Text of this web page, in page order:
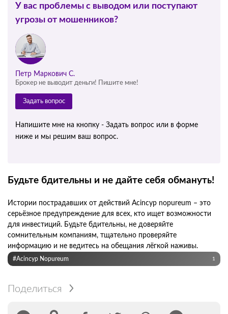
У вас проблемы с выводом или поступают
угрозы от мошенников?
Петр Маркович С.
Брокер не выводит деньги! Пишите мне!
Задать вопрос
Напишите мне на кнопку - Задать вопрос или в форме
ниже и мы решим ваш вопрос.
Будьте бдительны и не дайте себя обмануть!
Истории пострадавших от действий Acincyp nopureum – это
серьёзное предупреждение для всех, кто ищет возможности
для инвестиций. Будьте бдительны, не доверяйте
сомнительным компаниям, тщательно проверяйте
информацию и не ведитесь на обещания лёгкой наживы.
#Acincyp Nopureum 1
Поделиться